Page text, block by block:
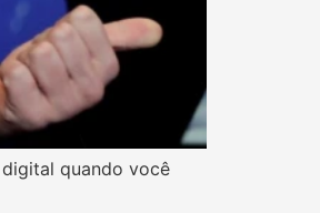
quando você